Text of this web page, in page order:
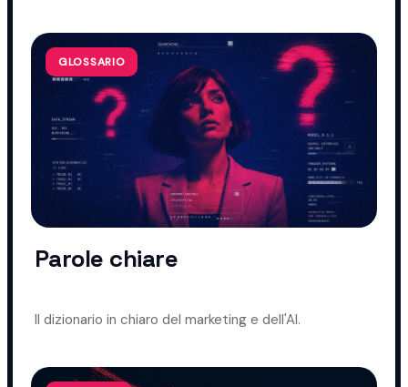
GLOSSARIO
Parole chiare
Il dizionario in chiaro del marketing e dell'AI.